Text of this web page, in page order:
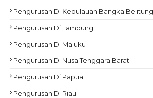
Pengurusan Di Kepulauan Bangka Belitung
Pengurusan Di Lampung
Pengurusan Di Maluku
Pengurusan Di Nusa Tenggara Barat
Pengurusan Di Papua
Pengurusan Di Riau